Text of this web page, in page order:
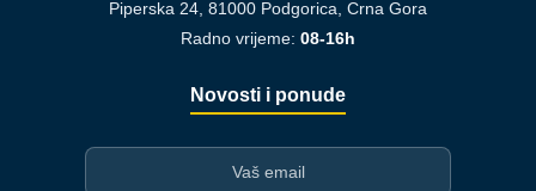
Piperska 24, 81000 Podgorica, Crna Gora
Radno vrijeme: 08-16h
Novosti i ponude